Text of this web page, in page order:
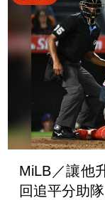
MiLB／讓他
回追平分助